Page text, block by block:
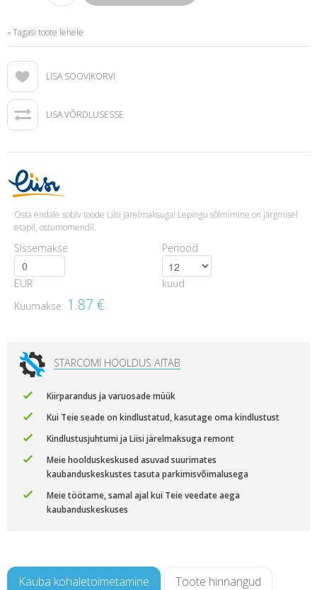
« Tagasi toote lehele
LISA SOOVIKORVI
LISA VÕRDLUSESSE
Osta endale sobiv toode Liisi järelmaksuga! Lepingu sõlmimine on järgmisel
etapil, ostumomendil.
Sissemakse
EUR
Periood
kuud
Kuumakse: 1.87 €
STARCOMI HOOLDUS AITAB
Kiirparandus ja varuosade müük
Kui Teie seade on kindlustatud, kasutage oma kindlustust
Kindlustusjuhtumi ja Liisi järelmaksuga remont
Meie hoolduskeskused asuvad suurimates
kaubanduskeskustes tasuta parkimisvõimalusega
Meie töötame, samal ajal kui Teie veedate aega
kaubanduskeskuses
Kauba kohaletoimetamine Toote hinnangud